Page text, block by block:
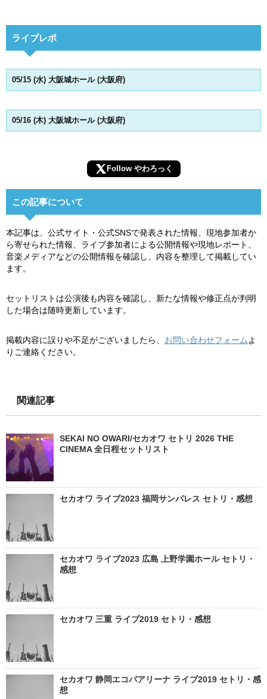
ライブレポ
05/15 (水) 大阪城ホール (大阪府)
05/16 (木) 大阪城ホール (大阪府)
Follow やわろっく
この記事について
本記事は、公式サイト・公式SNSで発表された情報、現地参加者か
ら寄せられた情報、ライブ参加者による公開情報や現地レポート、
音楽メディアなどの公開情報を確認し、内容を整理して掲載してい
ます。
セットリストは公演後も内容を確認し、新たな情報や修正点が判明
した場合は随時更新しています。
掲載内容に誤りや不足がございましたら、 お問い合わせフォーム よ
りご連絡ください。
関連記事
SEKAI NO OWARI/セカオワ セトリ 2026 THE
CINEMA 全日程セットリスト
セカオワ ライブ2023 福岡サンパレス セトリ・感想
セカオワ ライブ2023 広島 上野学園ホール セトリ・
感想
セカオワ 三重 ライブ2019 セトリ・感想
セカオワ 静岡エコパアリーナ ライブ2019 セトリ・感
想